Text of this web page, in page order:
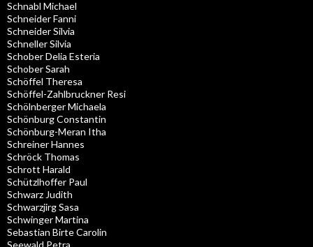
Schnabl Michael
Schneider Fanni
Schneider Silvia
Schneller Silvia
Schober Delia Esteria
Schober Sarah
Schöffel Theresa
Schöffel-Zahlbruckner Resi
Schölnberger Michaela
Schönburg Constantin
Schönburg-Meran Itha
Schreiner Hannes
Schröck Thomas
Schrott Harald
Schützlhoffer Paul
Schwarz Judith
Schwarzjirg Sasa
Schwinger Martina
Sebastian Birte Carolin